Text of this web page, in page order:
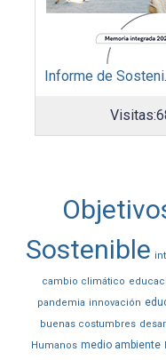
Informe
Visitas:
Sostenible
cambio climático
pandemia innovación
buenas costumbres
Humanos medio ambiente